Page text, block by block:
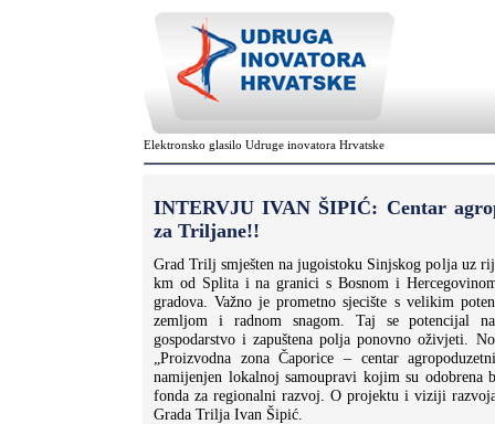
Elektronsko glasilo Udruge inovatora Hrvatske
INTERVJU IVAN ŠIPIĆ: Centar
za Triljane!!
Grad Trilj smješten na jugoistoku Sinjskog polja uz
km od Splita i na granici s Bosnom i
gradova. Važno je prometno sjecište s velikim
zemljom i radnom snagom. Taj se potencijal
gospodarstvo i zapuštena polja ponovno oživjeti.
„Proizvodna zona Čaporice – centar
namijenjen lokalnoj samoupravi kojim su odobrena
fonda za regionalni razvoj. O projektu i viziji
Grada Trilja Ivan Šipić.